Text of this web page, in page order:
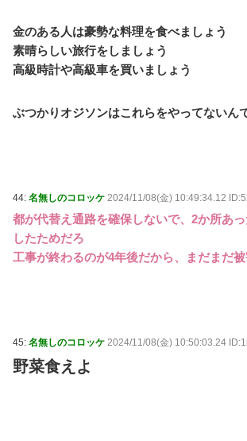
金のある人は豪勢な料理を食べましょう
素晴らしい旅行をしましょう
高級時計や高級車を買いましょう
ぶつかりオジソンはこれらをやってないん
44: 名無しのコロッケ 2024/11/08(金) 10:49:34.12
都が代替え通路を確保しないで、2か所あ
したためだろ
工事が終わるのが4年後だから、まだまだ
45: 名無しのコロッケ 2024/11/08(金) 10:50:03.24
野菜食えよ